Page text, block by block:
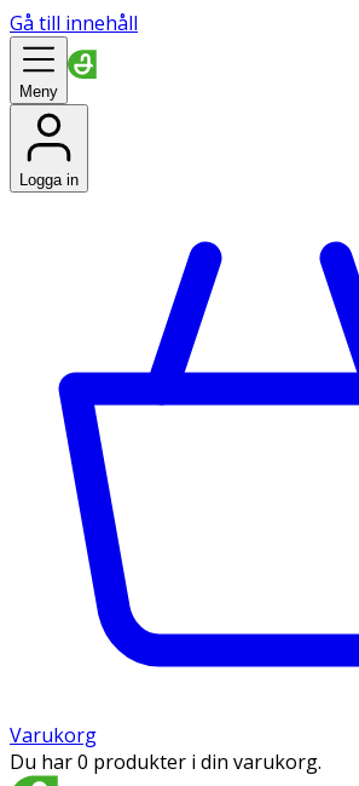
Gå till innehåll
Meny
Logga in
Varukorg
Du har 0 produkter i din varukorg.